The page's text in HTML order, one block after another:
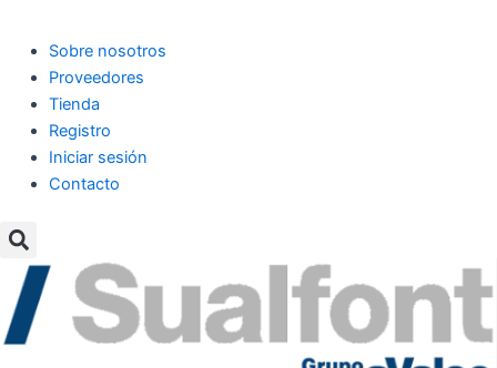
Sobre nosotros
Proveedores
Tienda
Registro
Iniciar sesión
Contacto